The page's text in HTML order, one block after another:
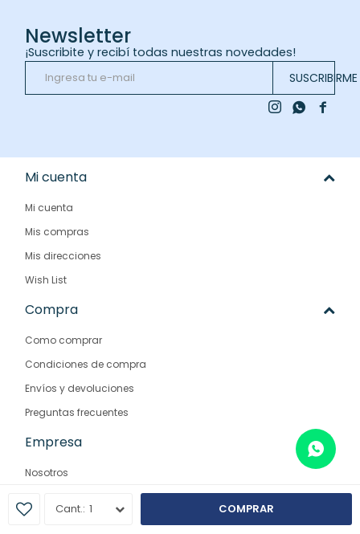
1 COMPRAR
Newsletter
¡Suscribite y recibí todas nuestras novedades!
SUSCRIBIRME

 
Mi cuenta
Mi cuenta
Mis compras
Mis direcciones
Wish List
Compra
Como comprar
Condiciones de compra
Envíos y devoluciones
Preguntas frecuentes
Empresa
Nosotros